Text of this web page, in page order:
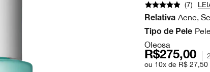
(7)
Relativa Acne,
Tipo de Pele
Oleosa
R$275,00
ou 10x de R$ 27,50